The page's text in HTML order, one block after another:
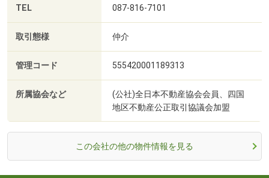
TEL 087-816-7101
取引態様 仲介
管理コード 555420001189313
所属協会など
(公社)全日本不動産協会会員、四国
地区不動産公正取引協議会加盟
この会社の他の物件情報を見る